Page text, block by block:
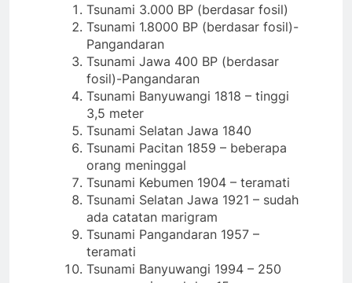
Tsunami 3.000 BP (berdasar fosil)
Tsunami 1.8000 BP (berdasar fosil)-
Pangandaran
Tsunami Jawa 400 BP (berdasar
fosil)-Pangandaran
Tsunami Banyuwangi 1818 – tinggi
3,5 meter
Tsunami Selatan Jawa 1840
Tsunami Pacitan 1859 – beberapa
orang meninggal
Tsunami Kebumen 1904 – teramati
Tsunami Selatan Jawa 1921 – sudah
ada catatan marigram
Tsunami Pangandaran 1957 –
teramati
Tsunami Banyuwangi 1994 – 250